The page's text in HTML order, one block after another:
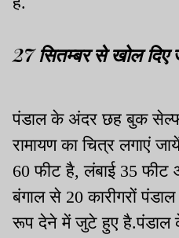
27 सितम्बर से खोल दिए
पंडाल के अंदर छह बुक सेल्फ
रामायण का चित्र लगाएं
60 फीट है, लंबाई 35 फीट
बंगाल से 20 कारीगरों पंडाल
रूप देने में जुटे हुए है.पंडाल